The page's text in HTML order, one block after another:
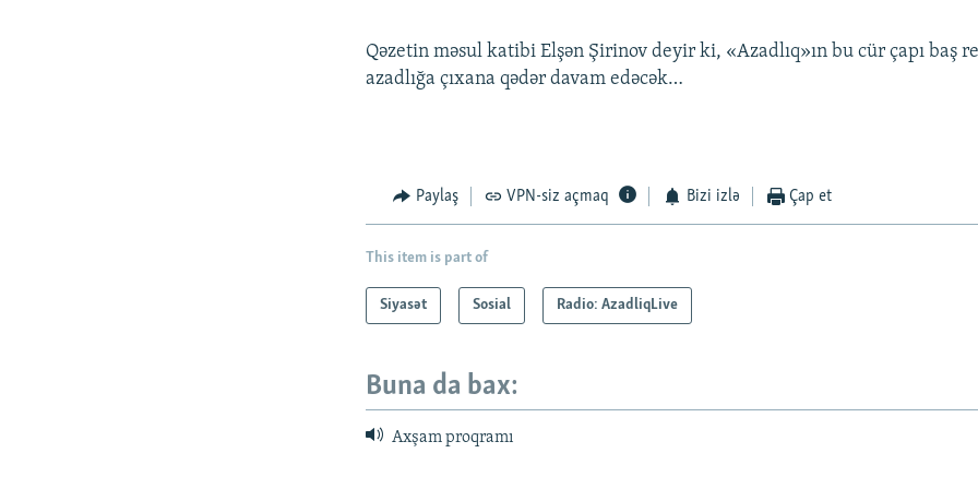
Qəzetin məsul katibi Elşən Şirinov deyir ki, «Azadlıq»ın bu cür çapı baş
azadlığa çıxana qədər davam edəcək…
Paylaş VPN-siz açmaq Bizi izlə Çap et
This item is part of
Siyasət Sosial Radio: AzadliqLive
Buna da bax:
Axşam proqramı